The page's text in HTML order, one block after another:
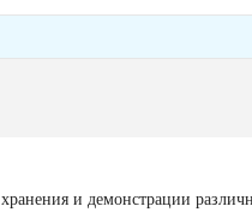
и демонстрации